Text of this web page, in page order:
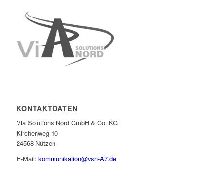
KONTAKTDATEN
Via Solutions Nord GmbH & Co. KG
Kirchenweg 10
24568 Nützen
E-Mail: kommunikation@vsn-A7.de